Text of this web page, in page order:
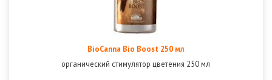
BioCanna Bio Boost 250 мл
органический стимулятор цветения 250 мл